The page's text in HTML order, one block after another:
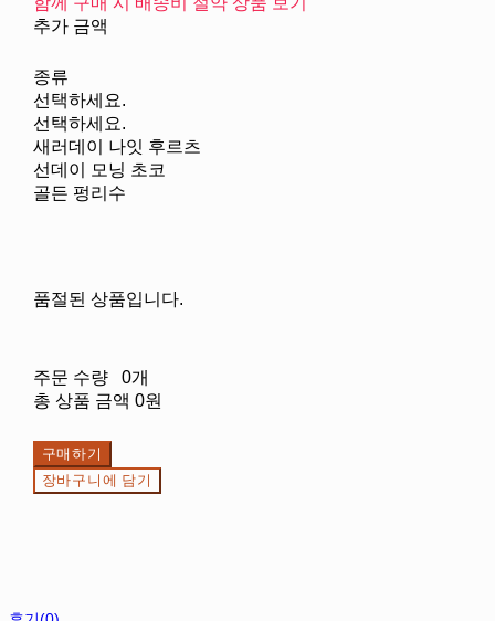
추가 금액
종류
선택하세요.
선택하세요.
새러데이 나잇 후르츠
선데이 모닝 초코
골든 펑리수
품절된 상품입니다.
주문 수량
0개
총 상품 금액 0원
구매하기
장바구니에 담기